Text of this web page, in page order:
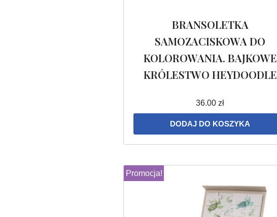
BRANSOLETKA
SAMOZACISKOWA DO
KOLOROWANIA. BAJKOWE
KRÓLESTWO HEYDOODLE
36.00zł
DODAJ DO KOSZYKA
Promocja!